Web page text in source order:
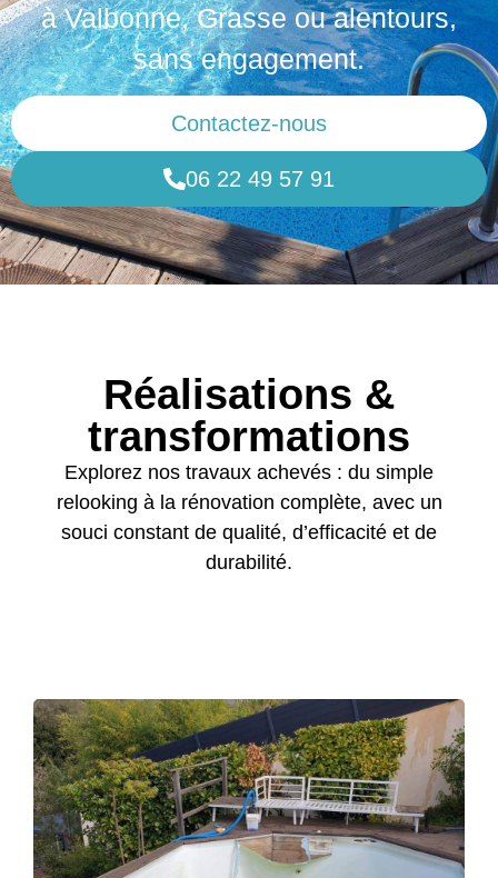
à Valbonne, Grasse ou alentours,
sans engagement.
Contactez-nous
06 22 49 57 91
Réalisations &
transformations
Explorez nos travaux achevés : du simple
relooking à la rénovation complète, avec un
souci constant de qualité, d’efficacité et de
durabilité.